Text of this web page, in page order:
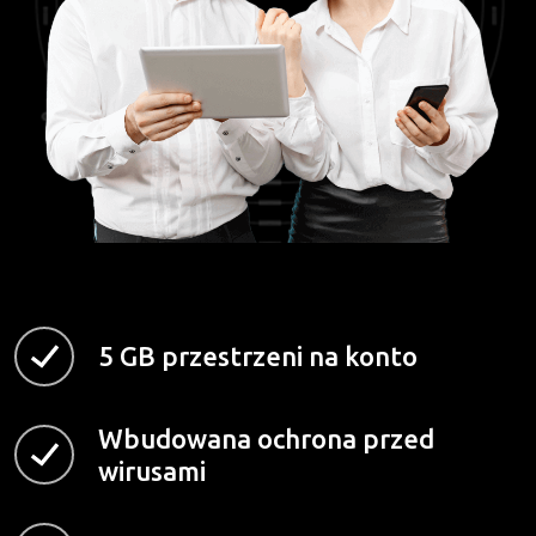
5 GB przestrzeni na konto
Wbudowana ochrona przed
wirusami